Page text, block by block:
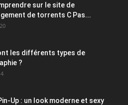
sur le site de
de torrents C Pas...
les différents types de
?
Up : un look moderne et sexy